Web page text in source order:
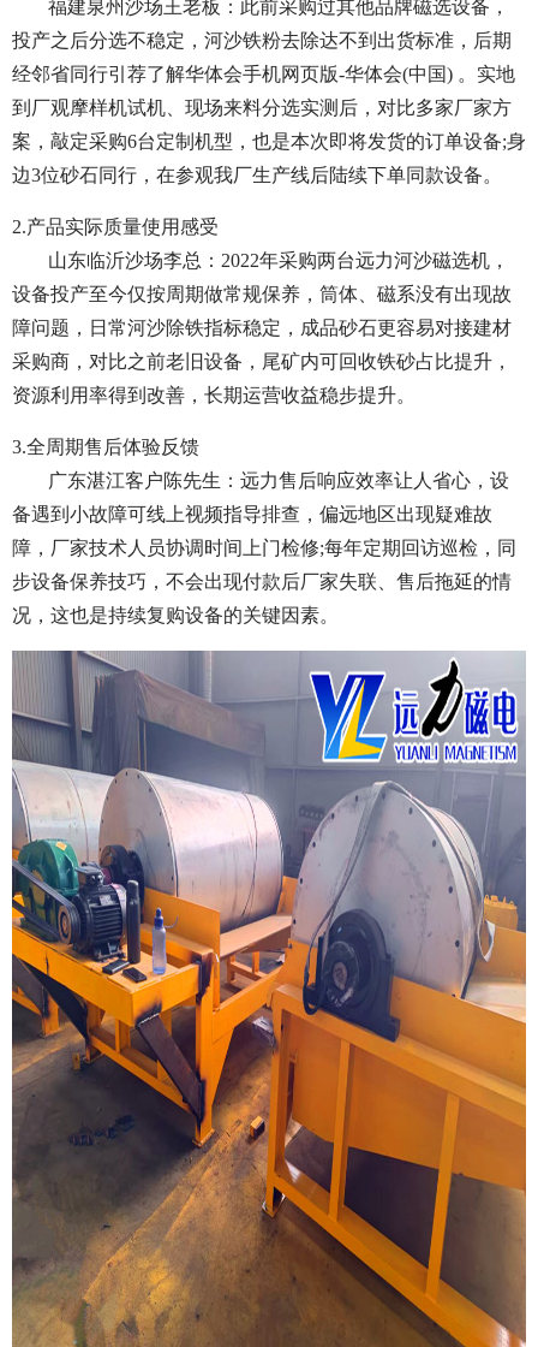
福建泉州沙场王老板：此前采购过其他品牌磁选设备，
投产之后分选不稳定，河沙铁粉去除达不到出货标准，后期
经邻省同行引荐了解华体会手机网页版-华体会(中国) 。实地
到厂观摩样机试机、现场来料分选实测后，对比多家厂家方
案，敲定采购6台定制机型，也是本次即将发货的订单设备;身
边3位砂石同行，在参观我厂生产线后陆续下单同款设备。
2.产品实际质量使用感受
山东临沂沙场李总：2022年采购两台远力河沙磁选机，
设备投产至今仅按周期做常规保养，筒体、磁系没有出现故
障问题，日常河沙除铁指标稳定，成品砂石更容易对接建材
采购商，对比之前老旧设备，尾矿内可回收铁砂占比提升，
资源利用率得到改善，长期运营收益稳步提升。
3.全周期售后体验反馈
广东湛江客户陈先生：远力售后响应效率让人省心，设
备遇到小故障可线上视频指导排查，偏远地区出现疑难故
障，厂家技术人员协调时间上门检修;每年定期回访巡检，同
步设备保养技巧，不会出现付款后厂家失联、售后拖延的情
况，这也是持续复购设备的关键因素。